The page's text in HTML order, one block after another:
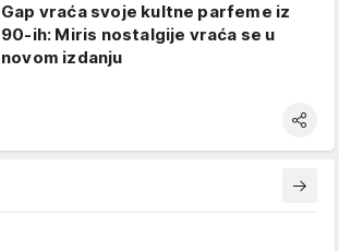
Gap vraća svoje kultne parfeme iz
90-ih: Miris nostalgije vraća se u
novom izdanju